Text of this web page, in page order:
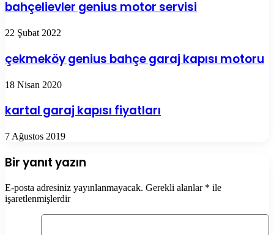
bahçelievler genius motor servisi
22 Şubat 2022
çekmeköy genius bahçe garaj kapısı motoru
18 Nisan 2020
kartal garaj kapısı fiyatları
7 Ağustos 2019
Bir yanıt yazın
E-posta adresiniz yayınlanmayacak. Gerekli alanlar * ile
işaretlenmişlerdir